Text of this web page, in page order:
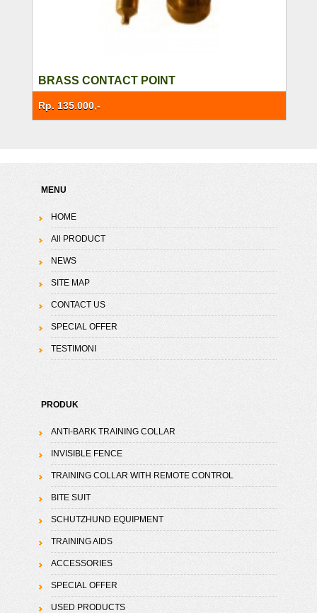
Rp. 135.000,-
BRASS CONTACT POINT
MENU
HOME
All PRODUCT
NEWS
SITE MAP
CONTACT US
SPECIAL OFFER
TESTIMONI
PRODUK
ANTI-BARK TRAINING COLLAR
INVISIBLE FENCE
TRAINING COLLAR WITH REMOTE CONTROL
BITE SUIT
SCHUTZHUND EQUIPMENT
TRAINING AIDS
ACCESSORIES
SPECIAL OFFER
USED PRODUCTS